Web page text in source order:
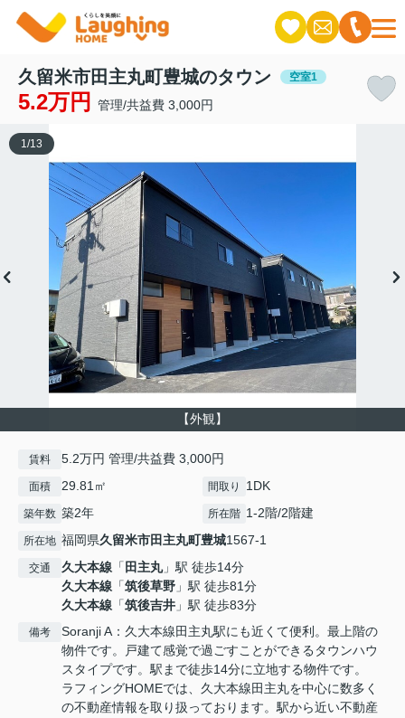
久留米市田主丸町豊城のタウン 空室1
5.2万円 管理/共益費 3,000円
【外観】
1 /13
賃料 5.2万円 管理/共益費 3,000円
面積 29.81㎡ 間取り 1DK
築年数 築2年 所在階 1-2階/2階建
所在地 福岡県久留米市田主丸町豊城1567-1
交通 久大本線 「 田主丸」駅 徒歩14分
久大本線 「筑後草野 」駅 徒歩81分
久大本線 「筑後吉井 」駅 徒歩83分
備考
Soranji A：久大本線田主丸駅にも近くて便利。最上階の
物件です。戸建て感覚で過ごすことができるタウンハウ
スタイプです。駅まで徒歩14分に立地する物件です。
ラフィングHOMEでは、久大本線田主丸を中心に数多く
の不動産情報を取り扱っております。駅から近い不動産